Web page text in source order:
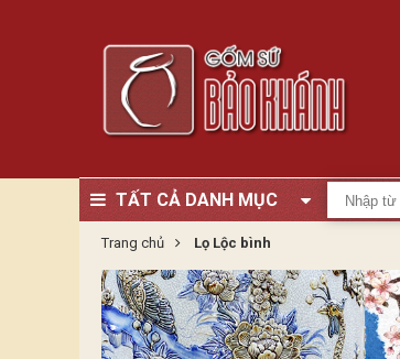
TẤT CẢ DANH MỤC
Trang chủ Lọ Lộc bình